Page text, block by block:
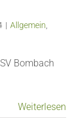
| Allgemein,
Bombach
Weiterlesen